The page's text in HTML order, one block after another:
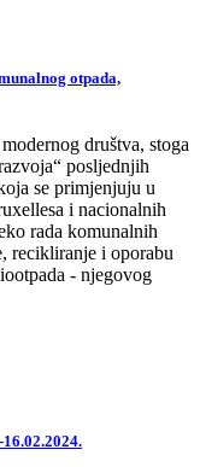
otpada,
društva, stoga
posljednjih
se primjenjuju u
i nacionalnih
rada komunalnih
recikliranje i oporabu
- njegovog